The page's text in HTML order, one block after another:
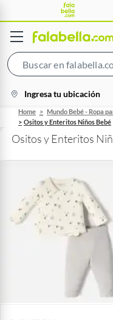
location-
icon
Ingresa tu ubicación
Home Mundo Bebé - Ropa
Ositos y Enteritos Niños Bebé
Ositos y Enteritos